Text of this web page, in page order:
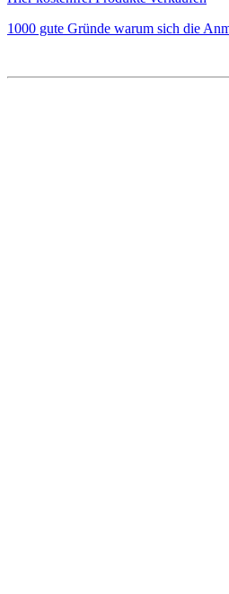
1000 gute Gründe warum sich die